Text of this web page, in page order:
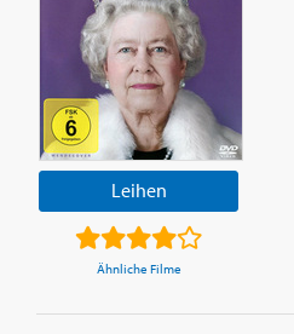
Leihen
Ähnliche Filme